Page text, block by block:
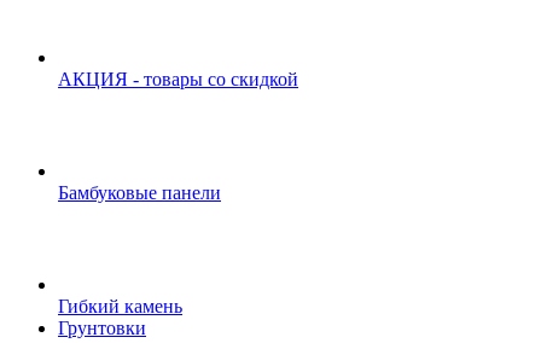
АКЦИЯ - товары со скидкой
Бамбуковые панели
Гибкий камень
Грунтовки